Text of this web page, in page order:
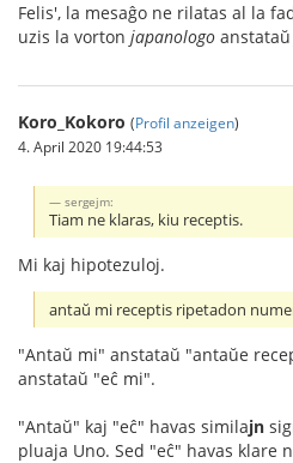
Felis', la mesaĝo ne rilatas al la
uzis la vorton japanologo anstataŭ
Koro_Kokoro (Profil anzeigen)
4. April 2020 19:44:53
sergejm:
Tiam ne klaras, kiu receptis.
Mi kaj hipotezuloj.
antaŭ mi receptis ripetadon
"Antaŭ mi" anstataŭ "antaŭe
anstataŭ "eĉ mi".
"Antaŭ" kaj "eĉ" havas similajn
pluaja Uno. Sed "eĉ" havas klare